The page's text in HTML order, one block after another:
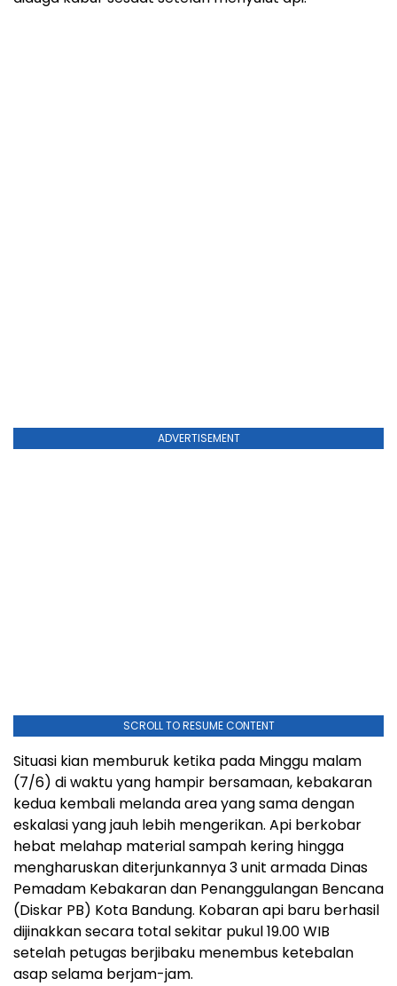
ADVERTISEMENT
SCROLL TO RESUME CONTENT
Situasi kian memburuk ketika pada Minggu malam
(7/6) di waktu yang hampir bersamaan, kebakaran
kedua kembali melanda area yang sama dengan
eskalasi yang jauh lebih mengerikan. Api berkobar
hebat melahap material sampah kering hingga
mengharuskan diterjunkannya 3 unit armada Dinas
Pemadam Kebakaran dan Penanggulangan Bencana
(Diskar PB) Kota Bandung. Kobaran api baru berhasil
dijinakkan secara total sekitar pukul 19.00 WIB
setelah petugas berjibaku menembus ketebalan
asap selama berjam-jam.